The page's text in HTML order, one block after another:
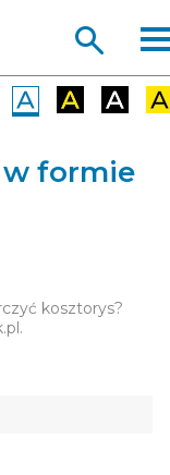
formie
kosztorys?
.